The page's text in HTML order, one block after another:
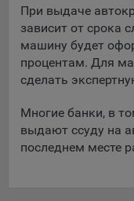
того, субъект
сохраненные
опцию в истории
Подробнее о
перейдя по внешним
Firefox
Chrome
При выдаче
зависит от срока
машину будет
процентам. Для
сделать
Многие банки, в
выдают ссуду на
последнем месте